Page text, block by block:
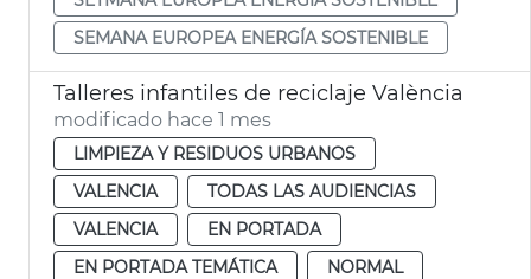
SEMANA EUROPEA ENERGÍA SOSTENIBLE
Talleres infantiles de reciclaje València
modificado hace 1 mes
LIMPIEZA Y RESIDUOS URBANOS
VALENCIA
TODAS LAS AUDIENCIAS
VALENCIA
EN PORTADA
EN PORTADA TEMÁTICA
NORMAL